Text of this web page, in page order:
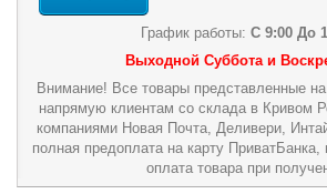
График работы: С 9:00 До
Выходной Суббота и
Внимание! Все товары представленные
напрямую клиентам со склада в Кривом
компаниями Новая Почта, Деливери,
полная предоплата на карту
оплата товара при